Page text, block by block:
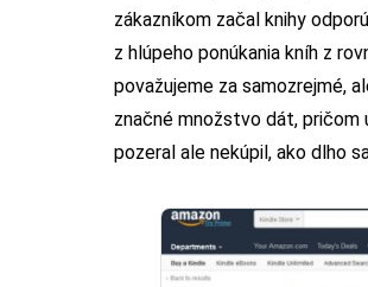
zákazníkom začal knihy
z hlúpeho ponúkania kníh z
považujeme za samozrejmé,
značné množstvo dát, pričom
pozeral ale nekúpil, ako dlho